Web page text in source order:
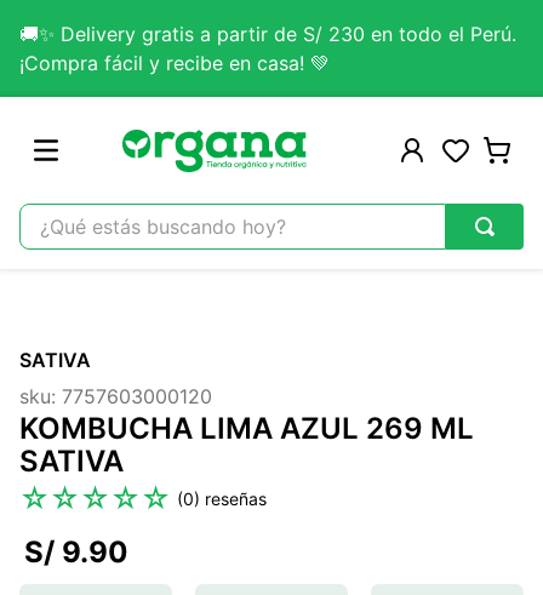
🚚✨ Delivery gratis a partir de S/ 230 en todo el Perú.
¡Compra fácil y recibe en casa! 💚
¿Qué estás buscando hoy?
2.
citrato magnesio
3.
colageno
4.
kefir
5 .
glicinato magnesio
SATIVA
sku: 7757603000120
KOMBUCHA LIMA AZUL 269 ML
SATIVA
☆☆☆☆☆ (0)
S/ 9.90